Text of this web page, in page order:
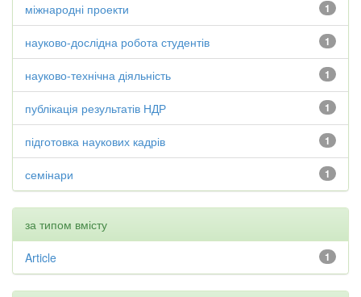
1
міжнародні проекти
1
науково-дослідна робота студентів
1
науково-технічна діяльність
1
публікація результатів НДР
1
підготовка наукових кадрів
1
семінари
за типом вмісту
1
Article